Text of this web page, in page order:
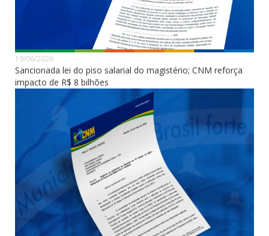
19/06/2026
Sancionada lei do piso salarial do magistério; CNM reforça
impacto de R$ 8 bilhões